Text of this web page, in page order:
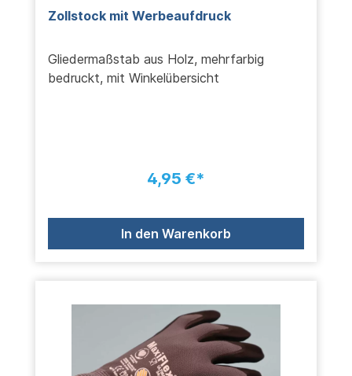
Zollstock mit Werbeaufdruck
Gliedermaßstab aus Holz, mehrfarbig
bedruckt, mit Winkelübersicht
4,95 €*
In den Warenkorb